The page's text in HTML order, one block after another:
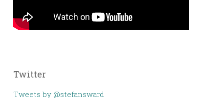
Twitter
Tweets by @stefansward